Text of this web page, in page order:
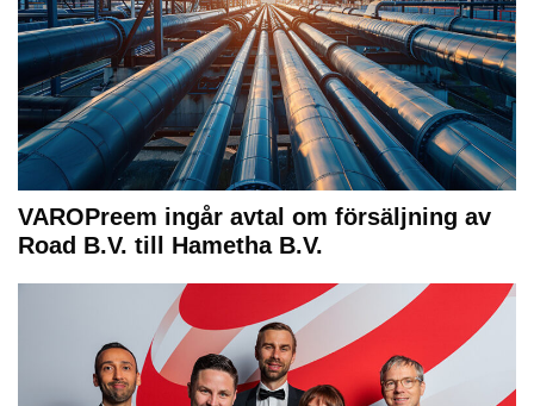
VAROPreem ingår avtal om försäljning av
Road B.V. till Hametha B.V.